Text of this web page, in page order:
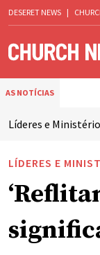
DESERET NEWS |
AS NOTÍCIAS
Líderes e
LÍDERES E